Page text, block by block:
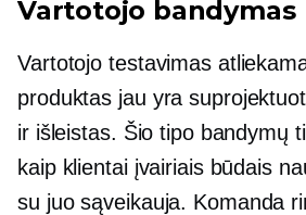
Vartotojo bandymas
Vartotojo testavimas
produktas jau yra
ir išleistas. Šio tipo bandymų
kaip klientai įvairiais būdais
su juo sąveikauja. Komanda